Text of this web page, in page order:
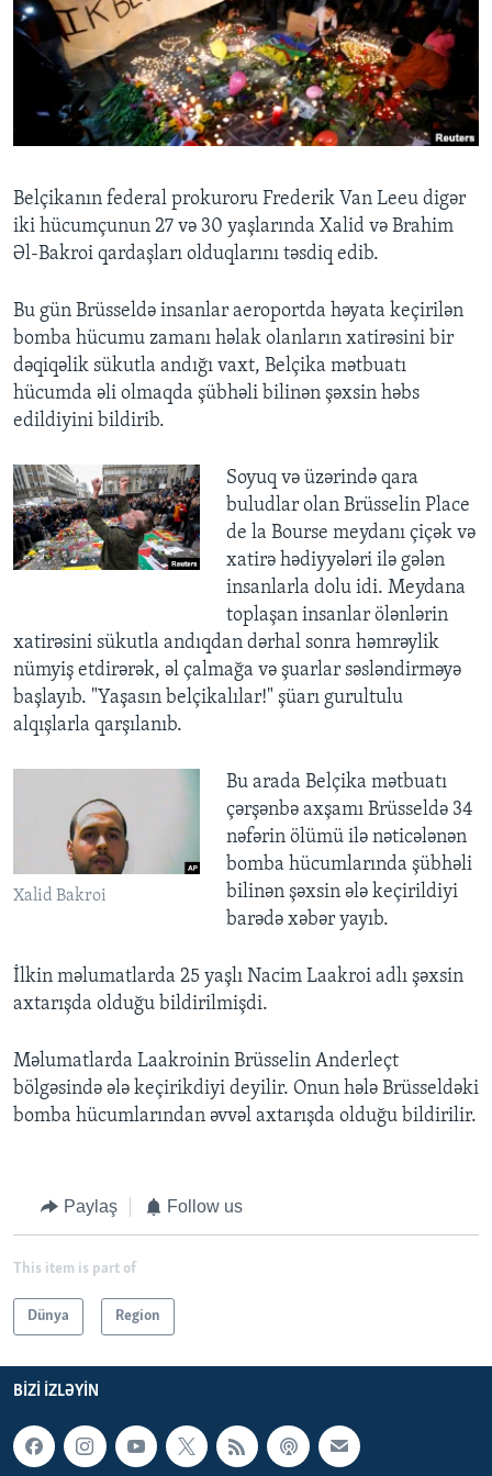
BIZI IZLƏYIN
Belçikanın federal prokuroru Frederik Van Leeu digər
iki hücumçunun 27 və 30 yaşlarında Xalid və Brahim
Əl-Bakroi qardaşları olduqlarını təsdiq edib.
Bu gün Brüsseldə insanlar aeroportda həyata keçirilən
bomba hücumu zamanı həlak olanların xatirəsini bir
dəqiqəlik sükutla andığı vaxt, Belçika mətbuatı
hücumda əli olmaqda şübhəli bilinən şəxsin həbs
edildiyini bildirib.
Soyuq və üzərində qara
buludlar olan Brüsselin Place
de la Bourse meydanı çiçək və
xatirə hədiyyələri ilə gələn
insanlarla dolu idi. Meydana
toplaşan insanlar ölənlərin
xatirəsini sükutla andıqdan dərhal sonra həmrəylik
nümyiş etdirərək, əl çalmağa və şuarlar səsləndirməyə
başlayıb. "Yaşasın belçikalılar!" şüarı gurultulu
alqışlarla qarşılanıb.
Xalid Bakroi
​Bu arada Belçika mətbuatı
çərşənbə axşamı Brüsseldə 34
nəfərin ölümü ilə nəticələnən
bomba hücumlarında şübhəli
bilinən şəxsin ələ keçirildiyi
barədə xəbər yayıb.
İlkin məlumatlarda 25 yaşlı Nacim Laakroi adlı şəxsin
axtarışda olduğu bildirilmişdi.
Məlumatlarda Laakroinin Brüsselin Anderleçt
bölgəsində ələ keçirikdiyi deyilir. Onun hələ Brüsseldəki
bomba hücumlarından əvvəl axtarışda olduğu bildirilir.
Paylaş Follow us
This item is part of
Dünya Region
BIZI IZLƏYIN